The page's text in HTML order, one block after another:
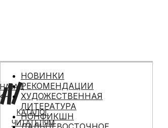
КАТАЛОГ
ЧИТАТЕЛЯМ
НАЗАД
НОВИНКИ
РЕКОМЕНДАЦИИ
ХУДОЖЕСТВЕННАЯ
ЛИТЕРАТУРА
НОНФИКШН